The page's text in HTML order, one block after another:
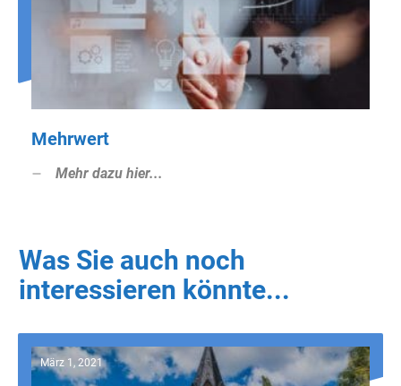
Mehrwert
Mehr dazu hier...
Was Sie auch noch
interessieren könnte...
März 1, 2021